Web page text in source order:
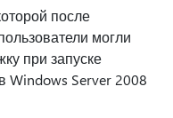
после
могли
при запуске
Server 2008